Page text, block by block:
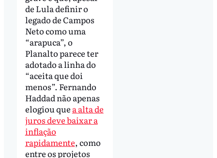
de Lula definir o
legado de Campos
Neto como uma
“arapuca”, o
Planalto parece ter
adotado a linha do
“aceita que doi
menos”. Fernando
Haddad não apenas
elogiou que a alta de
juros deve baixar a
inflação
rapidamente, como
entre os projetos